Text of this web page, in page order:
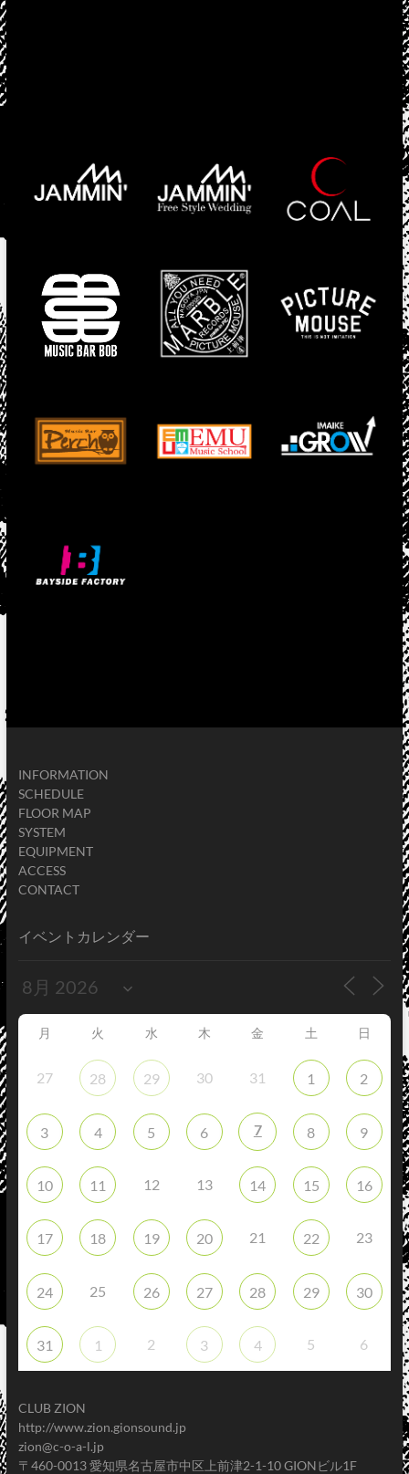
INFORMATION
SCHEDULE
FLOOR MAP
SYSTEM
EQUIPMENT
ACCESS
CONTACT
イベントカレンダー
月 火 水 木 金 土 日
27 28 29 30 31 1 2
3 4 5 6 7 8 9
10 11 12 13 14 15 16
17 18 19 20 21 22 23
24 25 26 27 28 29 30
31 1 2 3 4 5 6
CLUB ZION
http://www.zion.gionsound.jp
zion@c-o-a-l.jp
〒460-0013 愛知県名古屋市中区上前津2-1-10 GIONビル1F